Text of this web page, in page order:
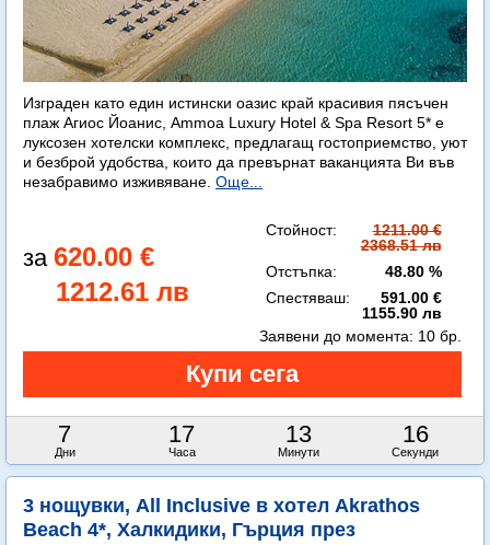
Изграден като един истински оазис край красивия пясъчен
плаж Агиос Йоанис, Ammoa Luxury Hotel & Spa Resort 5* е
луксозен хотелски комплекс, предлагащ гостоприемство, уют
и безброй удобства, които да превърнат ваканцията Ви във
незабравимо изживяване. Още...
620.00 €
1212.61 лв
Стойност:
1211.00 €
2368.51 лв
Отстъпка:
48.80 %
Спестяваш:
591.00 €
1155.90 лв
7
Дни
17
Часа
13
Минути
14
Секунди
Заявени до момента: 10 бр.
3 нощувки, All Inclusive в хотел Akrathos
Beach 4*, Халкидики, Гърция през